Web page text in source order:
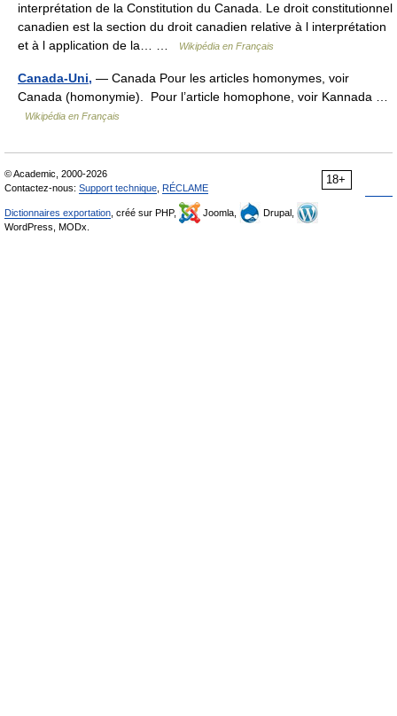
interprétation de la Constitution du Canada. Le droit constitutionnel
canadien est la section du droit canadien relative à l interprétation
et à l application de la… …
Wikipédia en Français
Canada-Uni, — Canada Pour les articles homonymes, voir
Canada (homonymie). Pour l’article homophone, voir Kannada …
Wikipédia en Français
18+
© Academic, 2000-2026
Contactez-nous: Support technique RÉCLAME
Dictionnaires exportation , créé sur PHP, Joomla,
Drupal,
WordPress, MODx.